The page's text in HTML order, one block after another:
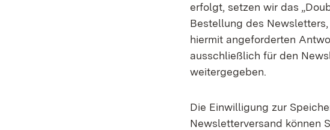
erfolgt, setzen wir das
Bestellung des
hiermit angeforderten
ausschließlich für den
weitergegeben.
Die Einwilligung zur
Newsletterversand können